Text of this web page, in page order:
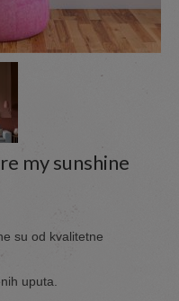
my sunshine
su od kvalitetne
uputa.